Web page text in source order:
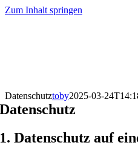
Zum Inhalt springen
Datenschutztoby2025-03-
Datenschutz
1. Datenschutz auf